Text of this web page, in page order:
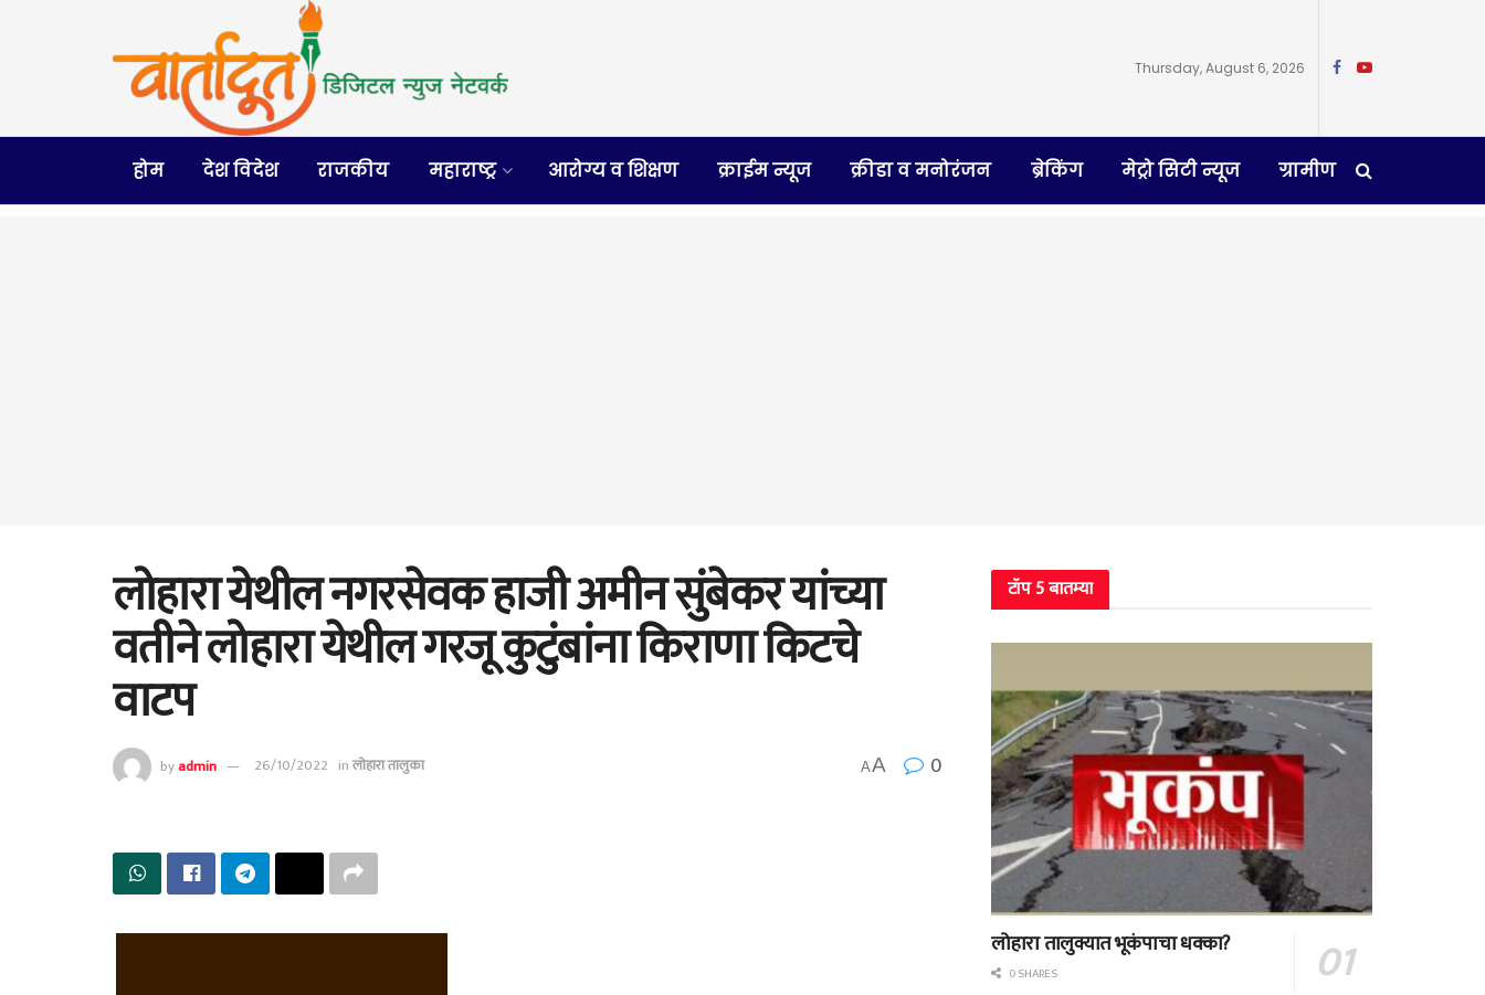
Thursday, August 6, 2026
होम देश विदेश राजकीय महाराष्ट्र आरोग्य व शिक्षण क्राईम न्यूज क्रीडा व मनोरंजन ब्रेकिंग मेट्रो सिटी न्यूज ग्रामीण
लोहारा येथील नगरसेवक हाजी अमीन सुंबेकर यांच्या
वतीने लोहारा येथील गरजू कुटुंबांना किराणा किटचे
वाटप
byadmin 26/10/2022 inलोहारा तालुका AA 0
टॉप 5 बातम्या
लोहारा तालुक्यात भूकंपाचा धक्का?
0 SHARES